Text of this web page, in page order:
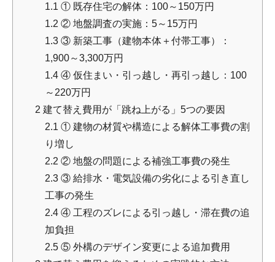
1.1 ① 既存住宅の解体：100～150万円
1.2 ② 地盤調査の実施：5～15万円
1.3 ③ 新築工事（建物本体＋付帯工事）：
1,900～3,300万円
1.4 ④ 仮住まい・引っ越し・再引っ越し：100
～220万円
2 建て替え費用が「跳ね上がる」5つの要因
2.1 ① 建物の材質や構造による解体工事費の割
り増し
2.2 ② 地盤の問題による補強工事費の発生
2.3 ③ 給排水・電気設備の劣化による引き直し
工事の発生
2.4 ④ 工程のズレによる引っ越し・滞在費の追
加負担
2.5 ⑤ 外構のデザイン変更による追加費用